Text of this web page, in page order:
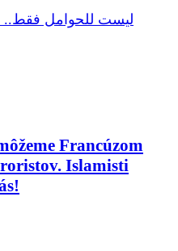
ليست للحوامل فقط..
Francúzom
Islamisti